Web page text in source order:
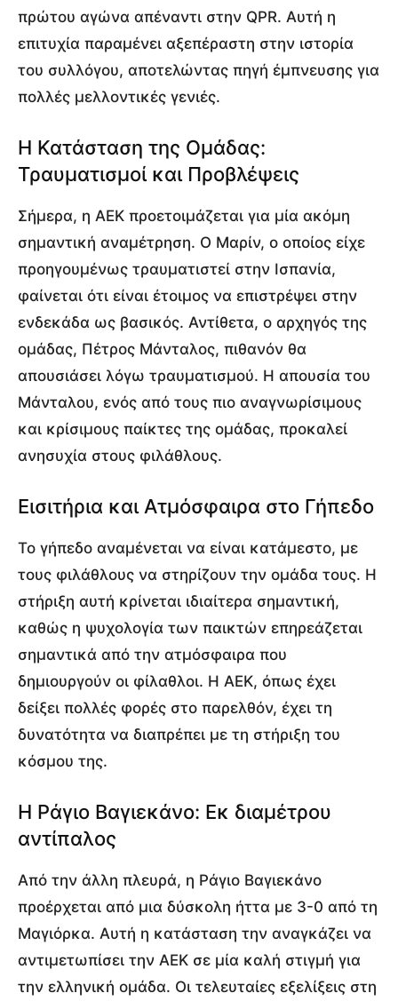
πρώτου αγώνα απέναντι στην QPR. Αυτή η
επιτυχία παραμένει αξεπέραστη στην ιστορία
του συλλόγου, αποτελώντας πηγή έμπνευσης για
πολλές μελλοντικές γενιές.
Η Κατάσταση της Ομάδας:
Τραυματισμοί και Προβλέψεις
Σήμερα, η ΑΕΚ προετοιμάζεται για μία ακόμη
σημαντική αναμέτρηση. Ο Μαρίν, ο οποίος είχε
προηγουμένως τραυματιστεί στην Ισπανία,
φαίνεται ότι είναι έτοιμος να επιστρέψει στην
ενδεκάδα ως βασικός. Αντίθετα, ο αρχηγός της
ομάδας, Πέτρος Μάνταλος, πιθανόν θα
απουσιάσει λόγω τραυματισμού. Η απουσία του
Μάνταλου, ενός από τους πιο αναγνωρίσιμους
και κρίσιμους παίκτες της ομάδας, προκαλεί
ανησυχία στους φιλάθλους.
Εισιτήρια και Ατμόσφαιρα στο Γήπεδο
Το γήπεδο αναμένεται να είναι κατάμεστο, με
τους φιλάθλους να στηρίζουν την ομάδα τους. Η
στήριξη αυτή κρίνεται ιδιαίτερα σημαντική,
καθώς η ψυχολογία των παικτών επηρεάζεται
σημαντικά από την ατμόσφαιρα που
δημιουργούν οι φίλαθλοι. Η ΑΕΚ, όπως έχει
δείξει πολλές φορές στο παρελθόν, έχει τη
δυνατότητα να διαπρέπει με τη στήριξη του
κόσμου της.
Η Ράγιο Βαγιεκάνο: Εκ διαμέτρου
αντίπαλος
Από την άλλη πλευρά, η Ράγιο Βαγιεκάνο
προέρχεται από μια δύσκολη ήττα με 3-0 από τη
Μαγιόρκα. Αυτή η κατάσταση την αναγκάζει να
αντιμετωπίσει την ΑΕΚ σε μία καλή στιγμή για
την ελληνική ομάδα. Οι τελευταίες εξελίξεις στη